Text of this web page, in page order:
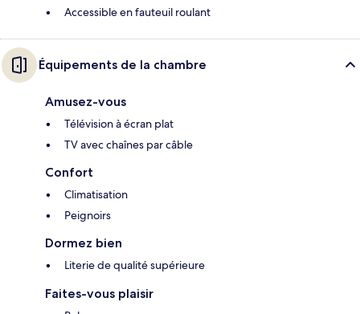
Accessible en fauteuil roulant
Équipements de la chambre
Amusez-vous
Télévision à écran plat
TV avec chaînes par câble
Confort
Climatisation
Peignoirs
Dormez bien
Literie de qualité supérieure
Faites-vous plaisir